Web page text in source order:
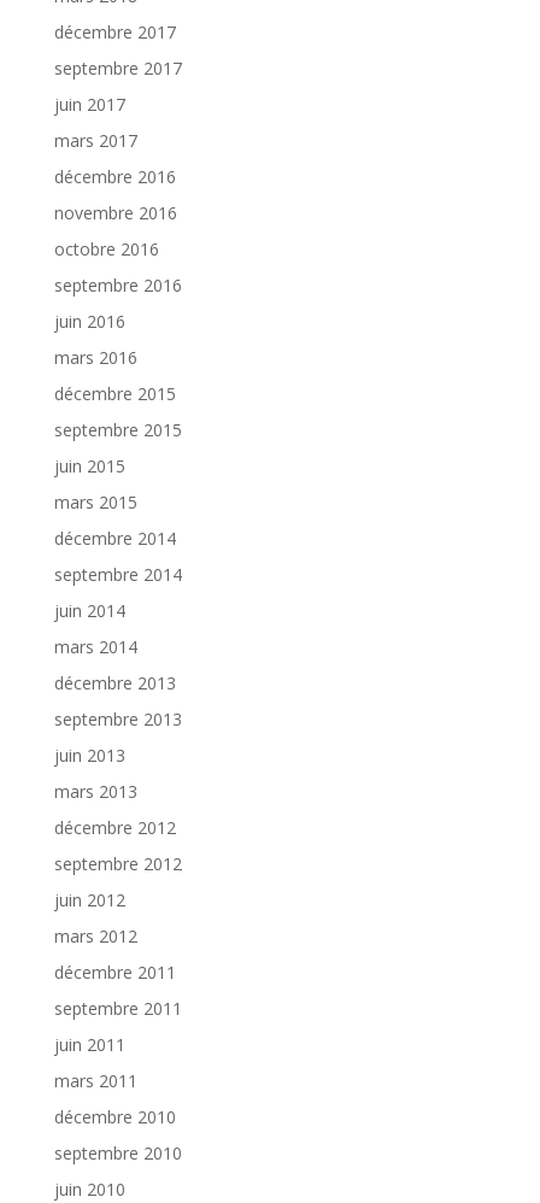
décembre 2017
septembre 2017
juin 2017
mars 2017
décembre 2016
novembre 2016
octobre 2016
septembre 2016
juin 2016
mars 2016
décembre 2015
septembre 2015
juin 2015
mars 2015
décembre 2014
septembre 2014
juin 2014
mars 2014
décembre 2013
septembre 2013
juin 2013
mars 2013
décembre 2012
septembre 2012
juin 2012
mars 2012
décembre 2011
septembre 2011
juin 2011
mars 2011
décembre 2010
septembre 2010
juin 2010